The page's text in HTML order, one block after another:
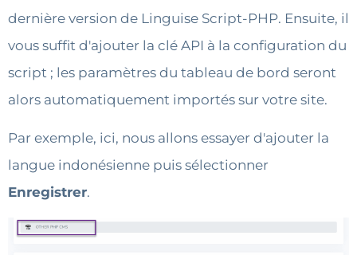
dernière version de Linguise Script-PHP. Ensuite, il
vous suffit d'ajouter la clé API à la configuration du
script ; les paramètres du tableau de bord seront
alors automatiquement importés sur votre site.
Par exemple, ici, nous allons essayer d'ajouter la
langue indonésienne puis sélectionner
Enregistrer.